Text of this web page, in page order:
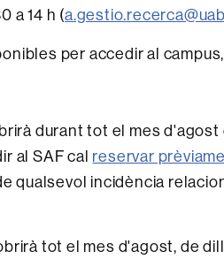
a 14 h (
per accedir al
durant tot el mes d'agost
al SAF cal reservar
qualsevol incidència
tot el mes d'agost, de